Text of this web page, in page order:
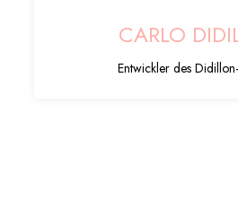
CARLO
Entwickler des